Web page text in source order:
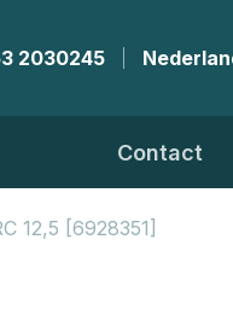
2030245 |
Contact
12,5 [6928351]